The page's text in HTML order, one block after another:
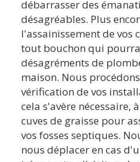
débarrasser des
désagréables. Plus
l'assainissement de vos
tout bouchon qui
désagréments de
maison. Nous
vérification de vos
cela s'avère nécessaire,
cuves de graisse pour
vos fosses septiques.
nous déplacer en cas